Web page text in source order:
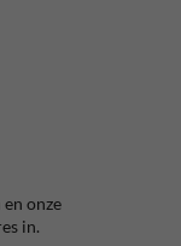
onze
in.